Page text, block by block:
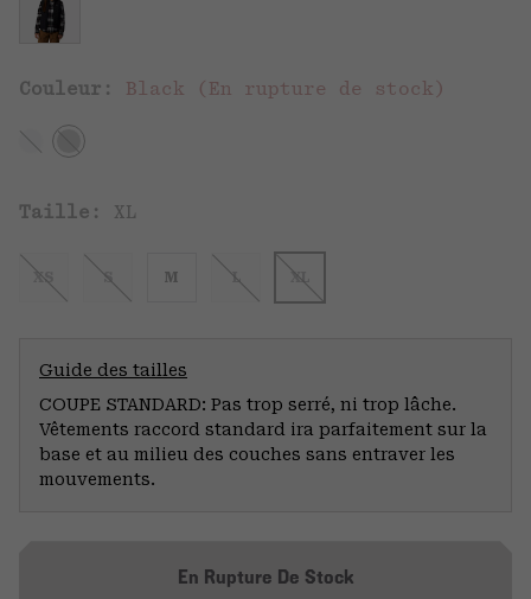
Couleur: Black (En rupture de stock)
Taille: XL
XS S M L XL
Guide des tailles
COUPE STANDARD: Pas trop serré, ni trop lâche.
Vêtements raccord standard ira parfaitement sur la
base et au milieu des couches sans entraver les
mouvements.
En Rupture De Stock